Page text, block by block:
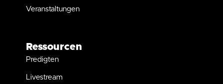
Veranstaltungen
Ressourcen
Predigten
Livestream